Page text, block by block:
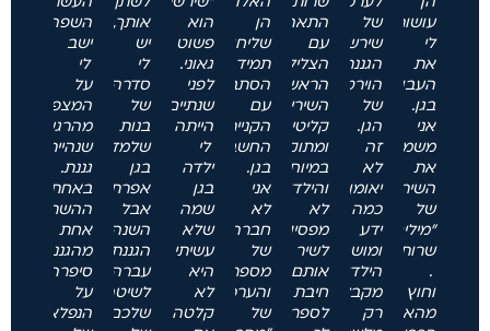
עושות
לי
את
העבודה
בגן.
אני
משמיעה
את
השירים
של
"מילים
שרות"
.
וחוץ
מהאווירה
של
שירשיעור
הגננת
הוירטואלית
של
הגן.
זה
לא
יאומן
כמה
ידע
ומושגים
הילדים
מקבלים
רק
התאהבתי
עם
הצליל
הראשון.
השירים
קליטים
ומתוקים
במיוחד
והילדים
לא
מפסיקים
לשיר
אותם.
חיבת
לספר
הן
שליחות!!!
תמיד
הסתבכתי
עם
הקניית
החשבון
בגן.
אני
לא
חברה
של
מספרים.
והערכות
של
הוא
פשוט
גאוני.
לפני
שנתיים
הייתה
לי
ילדה
בגן
שמה
שלא
עשיתי
היא
לא
קלטה
אותך,
יש
לי
סדרה
של
בנות
שלמדו
בגן
אפרת,
אבל
השנה
הגננת
עברה
לשיטה
שלכם
השפה
ישב
לי
על
המצפון
מהרגע
שנהייתי
גננת.
באחת
ההשתלמויות
אחת
מהגננות
סיפרה
על
הנפלאות